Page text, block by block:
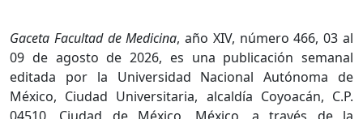
Gaceta Facultad de Medicina, año XIV, número 466, 03 al
09 de agosto de 2026, es una publicación semanal
editada por la Universidad Nacional Autónoma de
México, Ciudad Universitaria, alcaldía Coyoacán, C.P.